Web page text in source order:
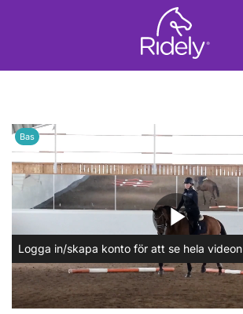
play_arrow
Bas
Logga in/skapa konto för att se hela videon